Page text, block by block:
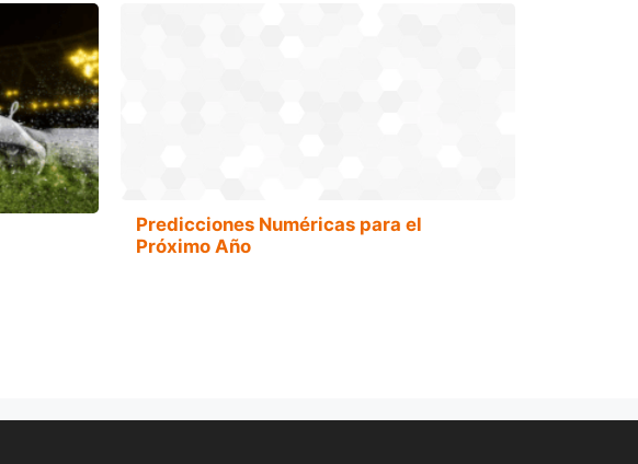
Predicciones Numéricas para el
Próximo Año